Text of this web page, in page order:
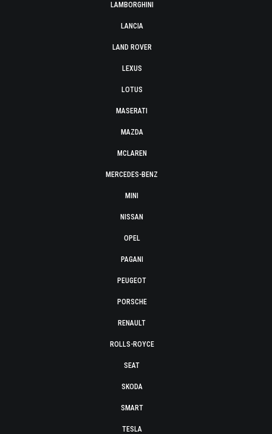
LAMBORGHINI
LANCIA
LAND ROVER
LEXUS
LOTUS
MASERATI
MAZDA
MCLAREN
MERCEDES-BENZ
MINI
NISSAN
OPEL
PAGANI
PEUGEOT
PORSCHE
RENAULT
ROLLS-ROYCE
SEAT
SKODA
SMART
TESLA